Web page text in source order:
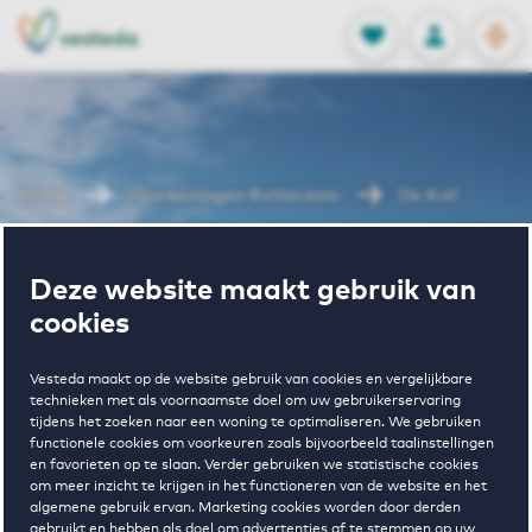
Deze website maakt gebruik van
cookies
Vesteda maakt op de website gebruik van cookies en vergelijkbare
technieken met als voornaamste doel om uw gebruikerservaring
tijdens het zoeken naar een woning te optimaliseren. We gebruiken
functionele cookies om voorkeuren zoals bijvoorbeeld taalinstellingen
en favorieten op te slaan. Verder gebruiken we statistische cookies
om meer inzicht te krijgen in het functioneren van de website en het
algemene gebruik ervan. Marketing cookies worden door derden
FAVORIETEN
Opgeslagen
INLOGGEN
NL
EN
Huurwoningen Rotterdam De Kuil
Wonen in De
Kuil